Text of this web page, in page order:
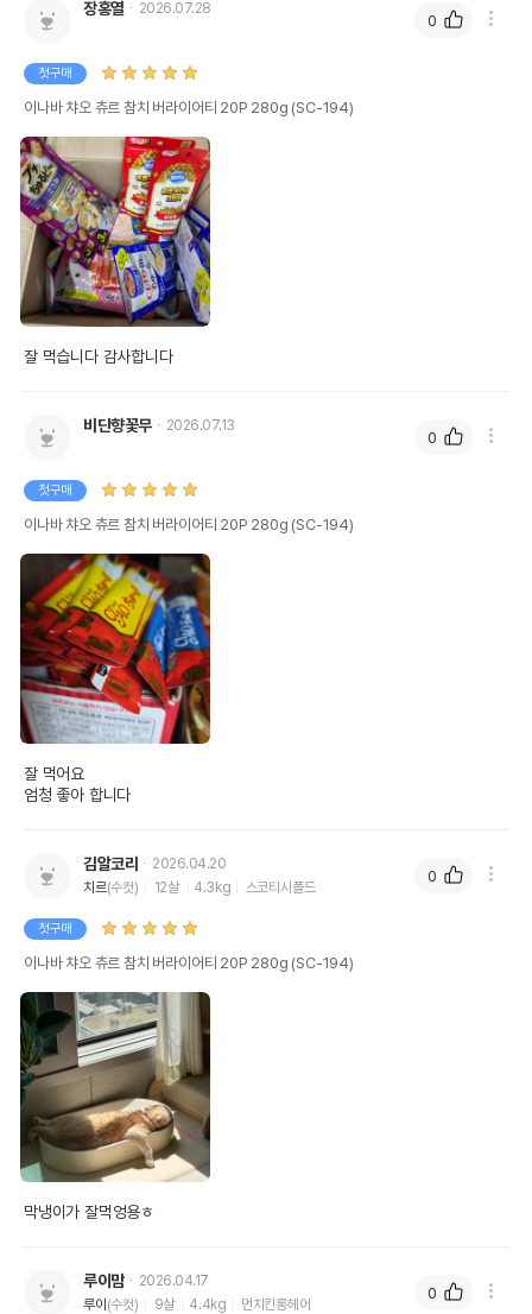
장홍열 2026.07.28
첫구매
이나바 챠오 츄르 참치 버라이어티 20P 280g (SC-194)
잘 먹습니다 감사합니다
0
비단향꽃무 2026.07.13
첫구매
이나바 챠오 츄르 참치 버라이어티 20P 280g (SC-194)
잘 먹어요
엄청 좋아 합니다
0
김알코리
2026.04.20
치르(수컷) 12살 4.3kg 스코티시폴드
첫구매
이나바 챠오 츄르 참치 버라이어티 20P 280g (SC-194)
막냉이가 잘먹엉용ㅎ
0
루이맘
2026.04.17
루이 (수컷) 9살 4.4kg 먼치킨롱헤어
0